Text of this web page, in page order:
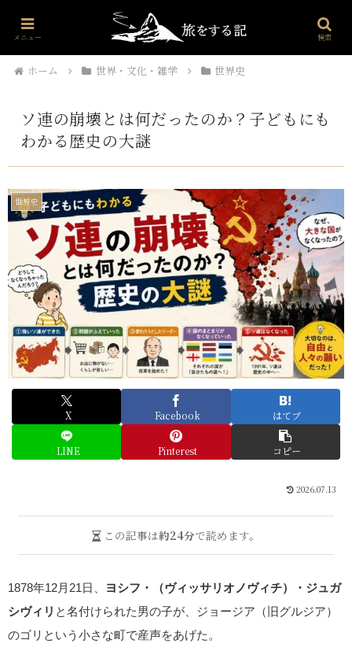
プロフィール 世界・文化・雑学 海外旅行 お問い合わせ
ホーム 世界・文化・雑学 世界史
ソ連の崩壊とは何だったのか？子どもにも
わかる歴史の大謎
世界史
X Facebook はてブ
LINE Pinterest コピー
2026.07.13
この記事は約24分で読めます。
1878年12月21日、
ヨシフ・（ヴィッサリオノヴィチ）・ジュガ
シヴィリ と名付けられた男の子が、ジョージア（旧グルジア）
のゴリという小さな町で産声をあげた。
メニュー 検索